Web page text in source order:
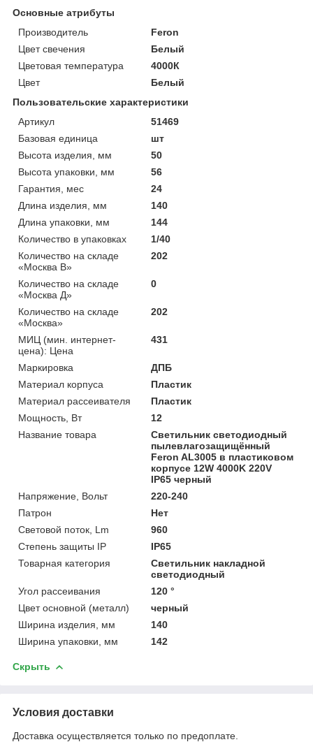
Основные атрибуты
Производитель
Feron
Цвет свечения
Белый
Цветовая температура
4000К
Цвет
Белый
Пользовательские характеристики
Артикул
51469
Базовая единица
шт
Высота изделия, мм
50
Высота упаковки, мм
56
Гарантия, мес
24
Длина изделия, мм
140
Длина упаковки, мм
144
Количество в упаковках
1/40
Количество на складе
«Москва В»
202
Количество на складе
«Москва Д»
0
Количество на складе
«Москва»
202
МИЦ (мин. интернет-
цена): Цена
431
Маркировка
ДПБ
Материал корпуса
Пластик
Материал рассеивателя
Пластик
Мощность, Вт
12
Название товара
Светильник светодиодный
пылевлагозащищённый
Feron AL3005 в пластиковом
корпусе 12W 4000K 220V
IP65 черный
Напряжение, Вольт
220-240
Патрон
Нет
Световой поток, Lm
960
Степень защиты IP
IP65
Товарная категория
Светильник накладной
светодиодный
Угол рассеивания
120 °
Цвет основной (металл)
черный
Ширина изделия, мм
140
Ширина упаковки, мм
142
Скрыть
Условия доставки
Доставка осуществляется только по предоплате.